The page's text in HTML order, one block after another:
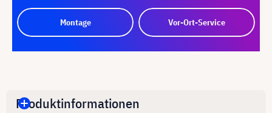
Montage Vor-Ort-Service
Produktinformationen